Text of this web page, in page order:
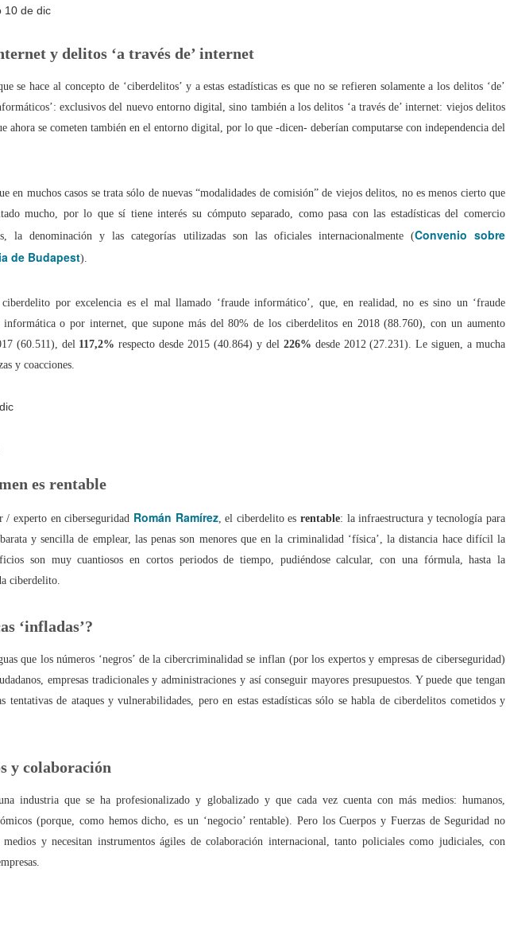
y delitos ‘a través de’ internet
se hace al concepto de ‘ciberdelitos’ y a estas estadísticas es que no se refieren solamente a los delitos ‘de’
exclusivos del nuevo entorno digital, sino también a los delitos ‘a través de’ internet: viejos delitos
ahora se cometen también en el entorno digital, por lo que -dicen- deberían computarse con independencia del
en muchos casos se trata sólo de nuevas “modalidades de comisión” de viejos delitos, no es menos cierto que
mucho, por lo que sí tiene interés su cómputo separado, como pasa con las estadísticas del comercio
la denominación y las categorías utilizadas son las oficiales internacionalmente (Convenio sobre
de Budapest).
por excelencia es el mal llamado ‘fraude informático’, que, en realidad, no es sino un ‘fraude
informática o por internet, que supone más del 80% de los ciberdelitos en 2018 (88.760), con un aumento
(60.511), del117,2%respecto desde 2015 (40.864) y del 226% desde 2012 (27.231). Le siguen, a mucha
y coacciones.
es rentable
/ experto en ciberseguridad Román Ramírez, el ciberdelito es rentable: la infraestructura y tecnología para
y sencilla de emplear, las penas son menores que en la criminalidad ‘física’, la distancia hace difícil la
son muy cuantiosos en cortos periodos de tiempo, pudiéndose calcular, con una fórmula, hasta la
ciberdelito.
‘infladas’?
que los números ‘negros’ de la cibercriminalidad se inflan (por los expertos y empresas de ciberseguridad)
empresas tradicionales y administraciones y así conseguir mayores presupuestos. Y puede que tengan
tentativas de ataques y vulnerabilidades, pero en estas estadísticas sólo se habla de ciberdelitos cometidos y
y colaboración
industria que se ha profesionalizado y globalizado y que cada vez cuenta con más medios: humanos,
(porque, como hemos dicho, es un ‘negocio’ rentable). Pero los Cuerpos y Fuerzas de Seguridad no
medios y necesitan instrumentos ágiles de colaboración internacional, tanto policiales como judiciales, con
pistas legales y cinco conclusiones para aclararse con Pegasus
de Internet pasa por la cogobernanza
el 'derecho al olvido' cuesta 10 millones de euros
de mayo, mes de primeras comuniones… de bicis y móviles
en valores’ vs. ‘tiranía del clic’
impedir el fácil acceso de los menores al 'porno' online?
artículo se ha escrito con ayuda de la Inteligencia Artificial
qué lo llaman “moderación de contenidos” cuando quieren decir “censura”?
-y cómo- protegen a nuestros hijos en las plataformas digitales?
dónde puede 'espiarnos' Hacienda legalmente?
eléctricas domésticas o aparatos electrodomésticos?
últimos 10 años los ciberdelitos (conocidos) aumentaron un 613,5%
impunidad de los ciberdelitos (conocidos) en España es del 99,5%
los paparazzi y la Ley del 'sólo sí es sí'
han secuestrado… mi Libertad de Expresión!
sociales: Libertad con ira